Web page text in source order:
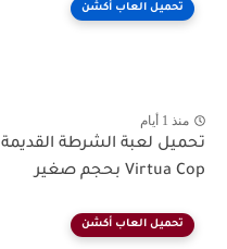
تحميل العاب أكشن
منذ 1 أيام
تحميل لعبة الشرطة القديمة
Virtua Cop بحجم صغير
تحميل العاب أكشن